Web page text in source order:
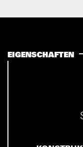
EIGENSCHAFTEN